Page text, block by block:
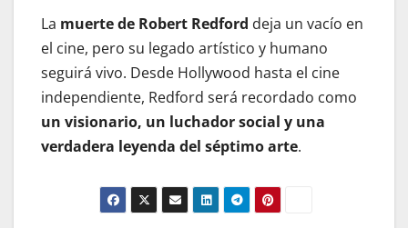
La muerte de Robert Redford deja un vacío en
el cine, pero su legado artístico y humano
seguirá vivo. Desde Hollywood hasta el cine
independiente, Redford será recordado como
un visionario, un luchador social y una
verdadera leyenda del séptimo arte.